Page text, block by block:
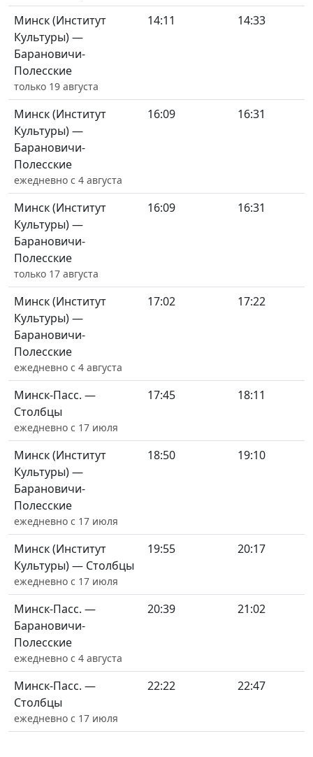
Минск (Институт
Культуры) —
Барановичи-
Полесские
только 19 августа
14:11 14:33
Минск (Институт
Культуры) —
Барановичи-
Полесские
ежедневно с 4 августа
16:09 16:31
Минск (Институт
Культуры) —
Барановичи-
Полесские
только 17 августа
16:09 16:31
Минск (Институт
Культуры) —
Барановичи-
Полесские
ежедневно с 4 августа
17:02 17:22
Минск-Пасс. —
Столбцы
ежедневно с 17 июля
17:45 18:11
Минск (Институт
Культуры) —
Барановичи-
Полесские
ежедневно с 17 июля
18:50 19:10
Минск (Институт
Культуры) — Столбцы
ежедневно с 17 июля
19:55 20:17
Минск-Пасс. —
Барановичи-
Полесские
ежедневно с 4 августа
20:39 21:02
Минск-Пасс. —
Столбцы
ежедневно с 17 июля
22:22 22:47